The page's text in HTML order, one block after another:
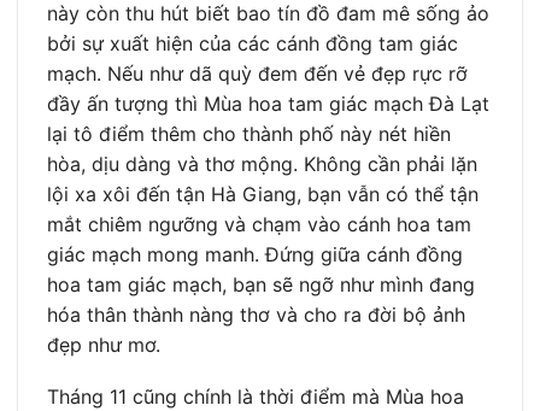
này còn thu hút biết bao tín đồ đam mê sống ảo
bởi sự xuất hiện của các cánh đồng tam giác
mạch. Nếu như dã quỳ đem đến vẻ đẹp rực rỡ
đầy ấn tượng thì Mùa hoa tam giác mạch Đà Lạt
lại tô điểm thêm cho thành phố này nét hiền
hòa, dịu dàng và thơ mộng. Không cần phải lặn
lội xa xôi đến tận Hà Giang, bạn vẫn có thể tận
mắt chiêm ngưỡng và chạm vào cánh hoa tam
giác mạch mong manh. Đứng giữa cánh đồng
hoa tam giác mạch, bạn sẽ ngỡ như mình đang
hóa thân thành nàng thơ và cho ra đời bộ ảnh
đẹp như mơ.
Tháng 11 cũng chính là thời điểm mà Mùa hoa